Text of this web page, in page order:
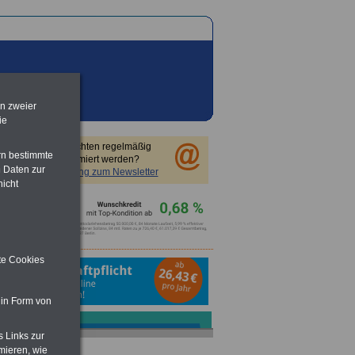
Sie möchten regelmäßig
informiert werden?
Anmeldung zum Newsletter
zweier
bestimmte
Daten zur
Cookies
Form von
Links zur
wie